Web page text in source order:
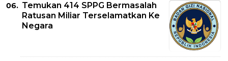
Temukan 414 SPPG Bermasalah
Ratusan Miliar Terselamatkan Ke
Negara